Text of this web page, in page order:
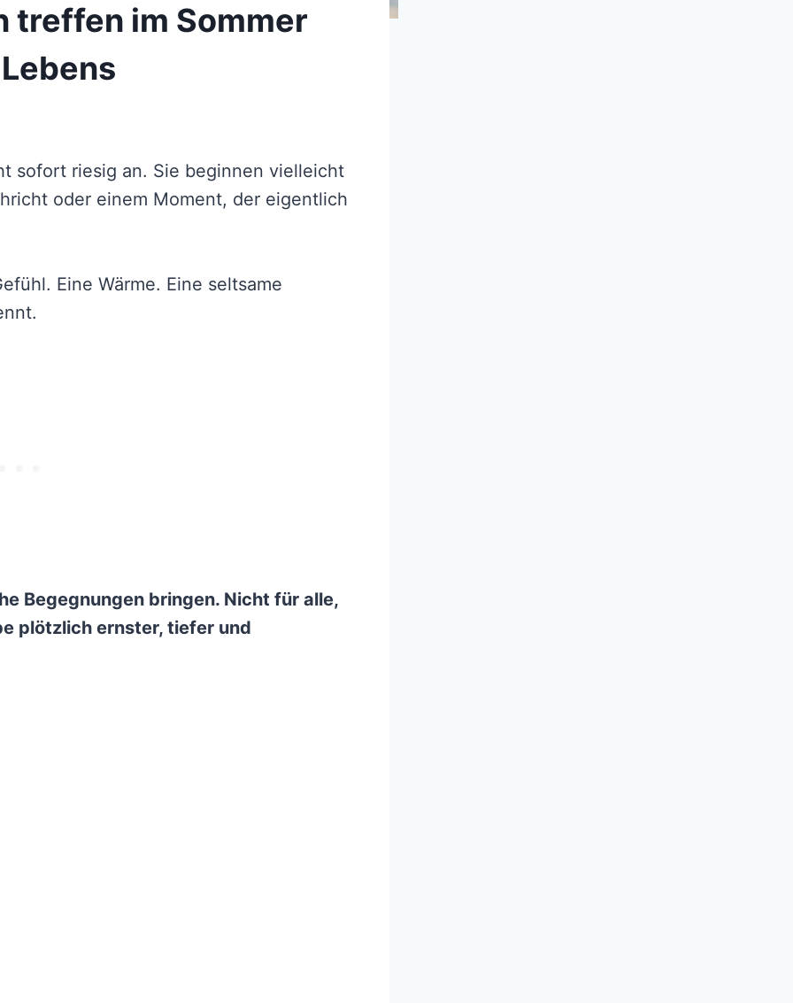
treffen im Sommer
sofort riesig an. Sie beginnen vielleicht
oder einem Moment, der eigentlich
Eine Wärme. Eine seltsame
Begegnungen bringen. Nicht für alle,
plötzlich ernster, tiefer und